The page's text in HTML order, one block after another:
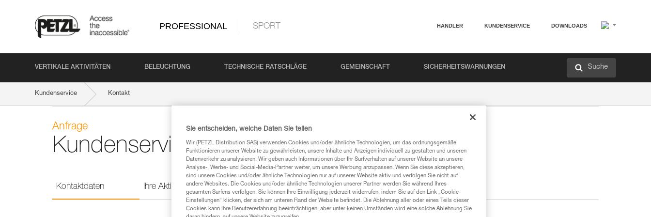
PROFESSIONAL SPORT HÄNDLER KUNDENSERVICE DOWNLOADS
VERTIKALE AKTIVITÄTEN BELEUCHTUNG TECHNISCHE RATSCHLÄGE GEMEINSCHAFT SICHERHEITSWARNUNGEN Suche
Kundenservice Kontakt
Anfrage
Kundenservice
Kontaktdaten Ihre Aktivitäten Ihre Nachricht
Sie entscheiden, welche Daten Sie teilen
Wir (PETZL Distribution SAS) verwenden Cookies und/oder ähnliche Technologien, um das ordnungsgemäße
Funktionieren unserer Website zu gewährleisten, unsere Inhalte und Anzeigen individuell zu gestalten und unseren
Datenverkehr zu analysieren. Wir geben auch Informationen über Ihr Surfverhalten auf unserer Website an unsere
Analyse-, Werbe- und Social-Media-Partner weiter, um unsere Werbung anzupassen. Wenn Sie diese akzeptieren,
sind unsere Cookies und/oder ähnliche Technologien nur auf unserer Website aktiv und verfolgen Sie nicht auf
andere Websites. Die Cookies und/oder ähnliche Technologien unserer Partner werden Sie während Ihres
gesamten Surfens verfolgen. Sie können Ihre Einwilligung jederzeit widerrufen, indem Sie auf den Link „Cookie-
Einstellungen“ klicken, der sich am unteren Rand der Website befindet. Die Ablehnung aller oder eines Teils dieser
Cookies kann Ihre Benutzererfahrung beeinträchtigen, aber unter keinen Umständen wird eine solche Ablehnung Sie